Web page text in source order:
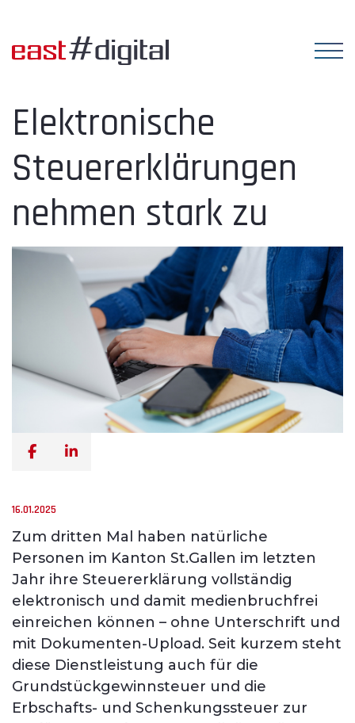
Elektronische
Steuererklärungen
nehmen stark zu
16.01.2025
Zum dritten Mal haben natürliche
Personen im Kanton St.Gallen im letzten
Jahr ihre Steuererklärung vollständig
elektronisch und damit medienbruchfrei
einreichen können – ohne Unterschrift und
mit Dokumenten-Upload. Seit kurzem steht
diese Dienstleistung auch für die
Grundstückgewinnsteuer und die
Erbschafts- und Schenkungssteuer zur